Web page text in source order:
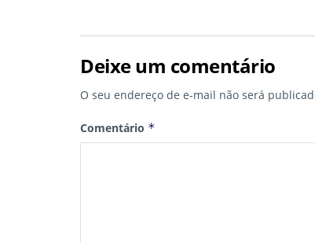
Deixe um comentário
O seu endereço de e-mail não será
Comentário *